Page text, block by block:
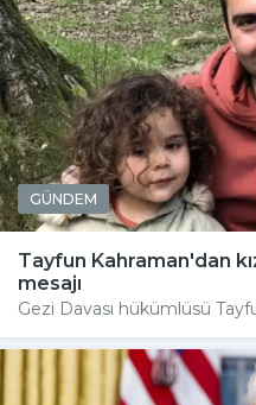
GÜNDEM
Tayfun Kahraman'dan
mesajı
Gezi Davası hükümlüsü